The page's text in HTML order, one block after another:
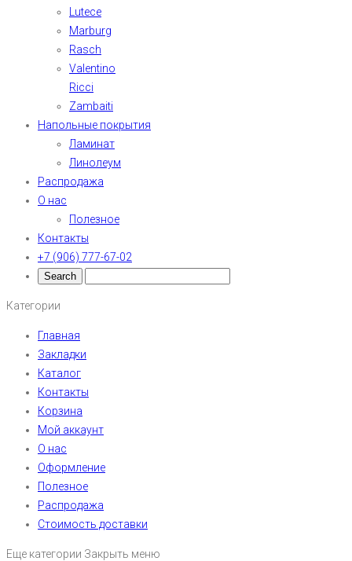
Lutece
Marburg
Rasch
Valentino
Ricci
Zambaiti
Напольные покрытия
Ламинат
Линолеум
Распродажа
О нас
Полезное
Контакты
+7 (906) 777-67-02
Категории
Главная
Закладки
Каталог
Контакты
Корзина
Мой аккаунт
О нас
Оформление
Полезное
Распродажа
Стоимость доставки
Еще категории Закрыть меню